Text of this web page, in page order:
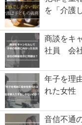
を「介護
商談をキ
社員 会社
年子を理
れた女性
音信不通